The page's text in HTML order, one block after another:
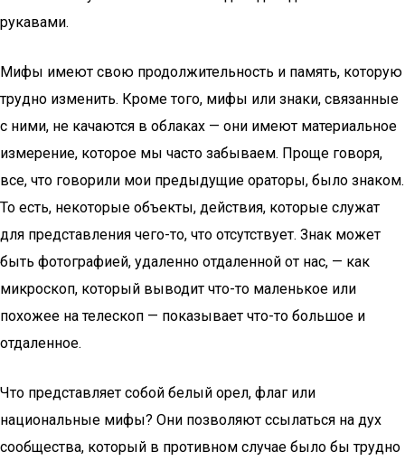
рукавами.
Мифы имеют свою продолжительность и память, которую
трудно изменить. Кроме того, мифы или знаки, связанные
с ними, не качаются в облаках — они имеют материальное
измерение, которое мы часто забываем. Проще говоря,
все, что говорили мои предыдущие ораторы, было знаком.
То есть, некоторые объекты, действия, которые служат
для представления чего-то, что отсутствует. Знак может
быть фотографией, удаленно отдаленной от нас, — как
микроскоп, который выводит что-то маленькое или
похожее на телескоп — показывает что-то большое и
отдаленное.
Что представляет собой белый орел, флаг или
национальные мифы? Они позволяют ссылаться на дух
сообщества, который в противном случае было бы трудно